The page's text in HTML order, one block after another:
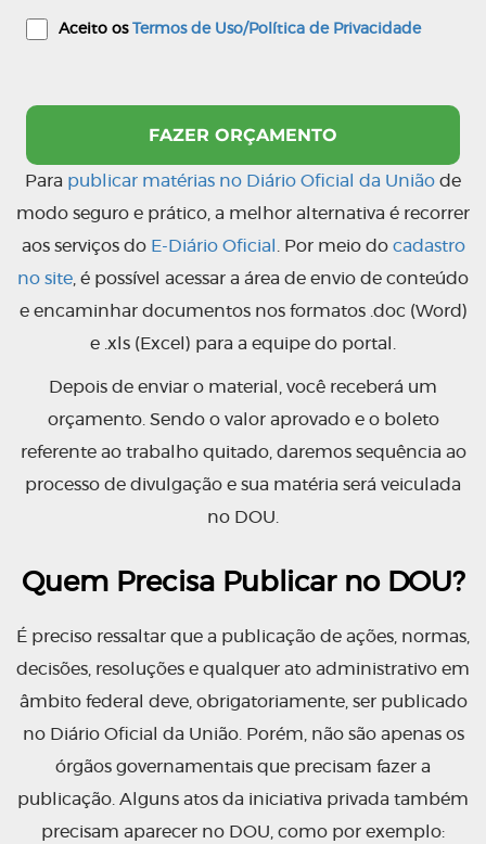
Aceito os Termos de Uso/Política de Privacidade
Para publicar matérias no Diário Oficial da União de
modo seguro e prático, a melhor alternativa é recorrer
aos serviços do E-Diário Oficial . Por meio do cadastro
no site , é possível acessar a área de envio de conteúdo
e encaminhar documentos nos formatos .doc (Word)
e .xls (Excel) para a equipe do portal.
Depois de enviar o material, você receberá um
orçamento. Sendo o valor aprovado e o boleto
referente ao trabalho quitado, daremos sequência ao
processo de divulgação e sua matéria será veiculada
no DOU.
Quem Precisa Publicar no DOU?
É preciso ressaltar que a publicação de ações, normas,
decisões, resoluções e qualquer ato administrativo em
âmbito federal deve, obrigatoriamente, ser publicado
no Diário Oficial da União. Porém, não são apenas os
órgãos governamentais que precisam fazer a
publicação. Alguns atos da iniciativa privada também
precisam aparecer no DOU, como por exemplo: